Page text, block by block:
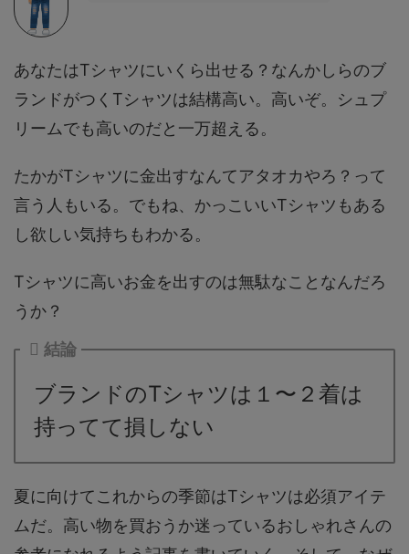
あなたはTシャツにいくら出せる？なんかしらのブ
ランドがつくTシャツは結構高い。高いぞ。シュプ
リームでも高いのだと一万超える。
たかがTシャツに金出すなんてアタオカやろ？って
言う人もいる。でもね、かっこいいTシャツもある
し欲しい気持ちもわかる。
Tシャツに高いお金を出すのは無駄なことなんだろ
うか？
結論
ブランドのTシャツは１〜２着は
持ってて損しない
夏に向けてこれからの季節はTシャツは必須アイテ
ムだ。高い物を買おうか迷っているおしゃれさんの